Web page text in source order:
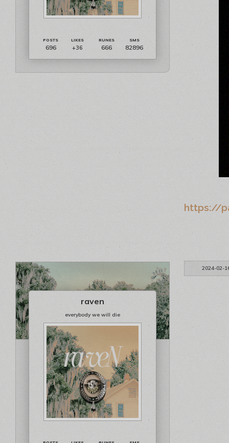
696 +36 666 82896
https://
2024-02-
raven
everybody we will die